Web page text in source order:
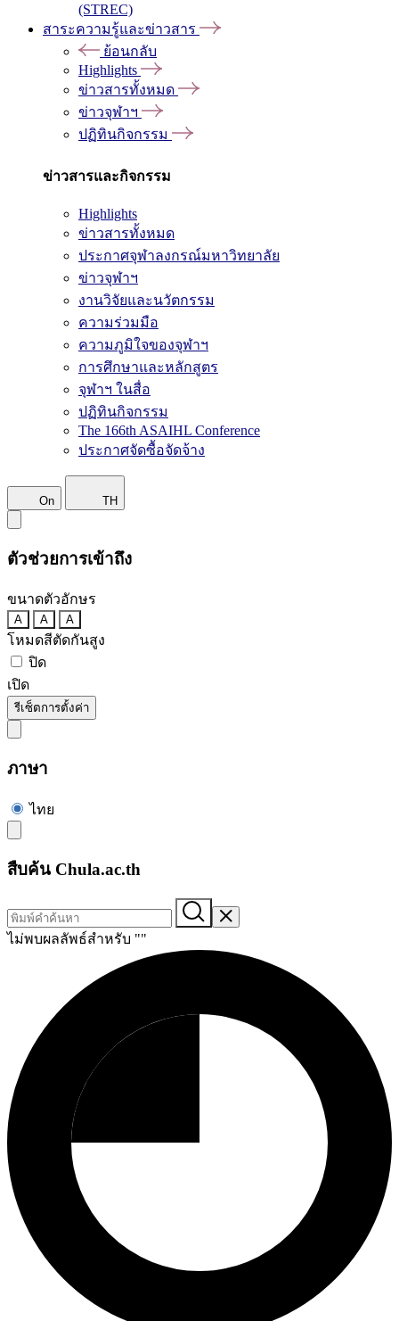
(STREC)
สาระความรู้และข่าวสาร
ย้อนกลับ
Highlights
ข่าวสารทั้งหมด
ข่าวจุฬาฯ
ปฏิทินกิจกรรม
ข่าวสารและกิจกรรม
Highlights
ข่าวสารทั้งหมด
ประกาศจุฬาลงกรณ์มหาวิทยาลัย
ข่าวจุฬาฯ
งานวิจัยและนวัตกรรม
ความร่วมมือ
ความภูมิใจของจุฬาฯ
การศึกษาและหลักสูตร
จุฬาฯ ในสื่อ
ปฏิทินกิจกรรม
The 166th ASAIHL Conference
ประกาศจัดซื้อจัดจ้าง
On TH
ตัวช่วยการเข้าถึง
ขนาดตัวอักษร
A A A
โหมดสีตัดกันสูง
ปิด
เปิด
รีเซ็ตการตั้งค่า
ภาษา
ไทย
สืบค้น Chula.ac.th
ไม่พบผลลัพธ์สำหรับ ""